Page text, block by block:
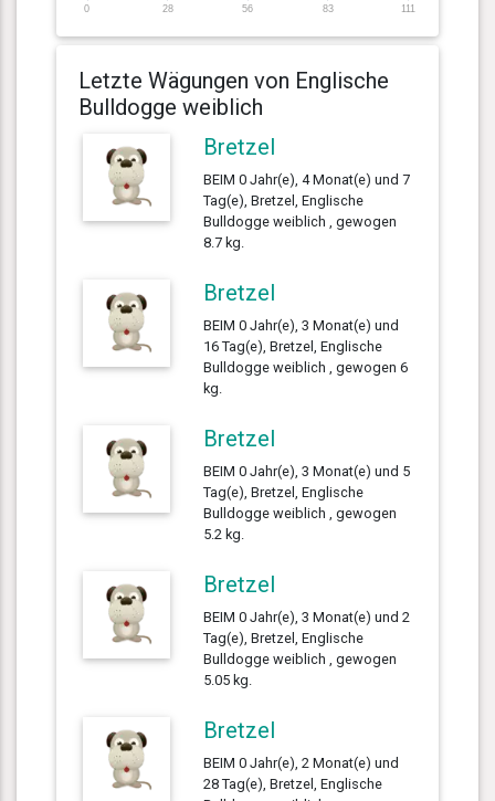
0 28 56 83 111
Letzte Wägungen von Englische
Bulldogge weiblich
Bretzel
BEIM 0 Jahr(e), 4 Monat(e) und 7
Tag(e), Bretzel, Englische
Bulldogge weiblich , gewogen
8.7 kg.
Bretzel
BEIM 0 Jahr(e), 3 Monat(e) und
16 Tag(e), Bretzel, Englische
Bulldogge weiblich , gewogen 6
kg.
Bretzel
BEIM 0 Jahr(e), 3 Monat(e) und 5
Tag(e), Bretzel, Englische
Bulldogge weiblich , gewogen
5.2 kg.
Bretzel
BEIM 0 Jahr(e), 3 Monat(e) und 2
Tag(e), Bretzel, Englische
Bulldogge weiblich , gewogen
5.05 kg.
Bretzel
BEIM 0 Jahr(e), 2 Monat(e) und
28 Tag(e), Bretzel, Englische